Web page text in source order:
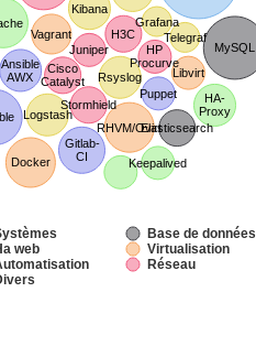
Base de données
web
Virtualisation
Réseau
MySQL
Elasticsearch
HA-
Proxy
Keepalived
RHVM/Ovirt
Libvirt
Docker
Vagrant
Puppet
Gitlab-
CI
Ansible
AWX
Juniper
Stormhield
Cisco
Catalyst
H3C
HP
Procurve
Rsyslog
Logstash
Kibana
Grafana
Telegraf